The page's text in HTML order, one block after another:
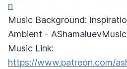
n
Music Background:
Ambient - AShamaluevMusic
Music Link:
https://www.patreon.com/